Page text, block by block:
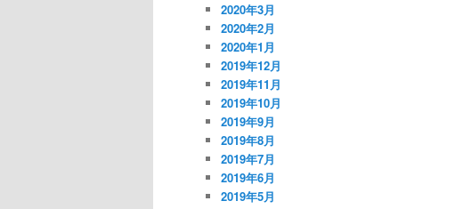
2020年3月
2020年2月
2020年1月
2019年12月
2019年11月
2019年10月
2019年9月
2019年8月
2019年7月
2019年6月
2019年5月